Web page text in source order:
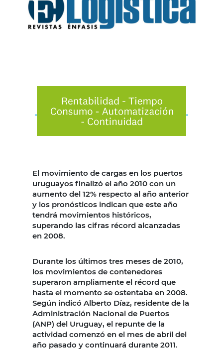
El movimiento de cargas en los puertos
uruguayos finalizó el año 2010 con un
aumento del 12% respecto al año anterior
y los pronósticos indican que este año
tendrá movimientos históricos,
superando las cifras récord alcanzadas
en 2008.
Durante los últimos tres meses de 2010,
los movimientos de contenedores
superaron ampliamente el récord que
hasta el momento se ostentaba en 2008.
Según indicó Alberto Díaz, residente de la
Administración Nacional de Puertos
(ANP) del Uruguay, el repunte de la
actividad comenzó en el mes de abril del
año pasado y continuará durante 2011.